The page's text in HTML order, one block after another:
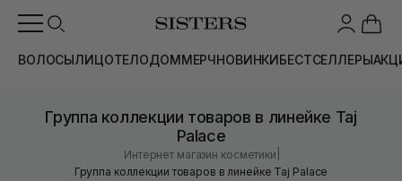
ВОЛОСЫЛИЦОТЕЛОДОММЕРЧНОВИНКИБЕСТСЕЛЛЕРЫ
Группа коллекции товаров в линейке Taj
Palace
Интернет магазин косметики
Группа коллекции товаров в линейке Taj Palace